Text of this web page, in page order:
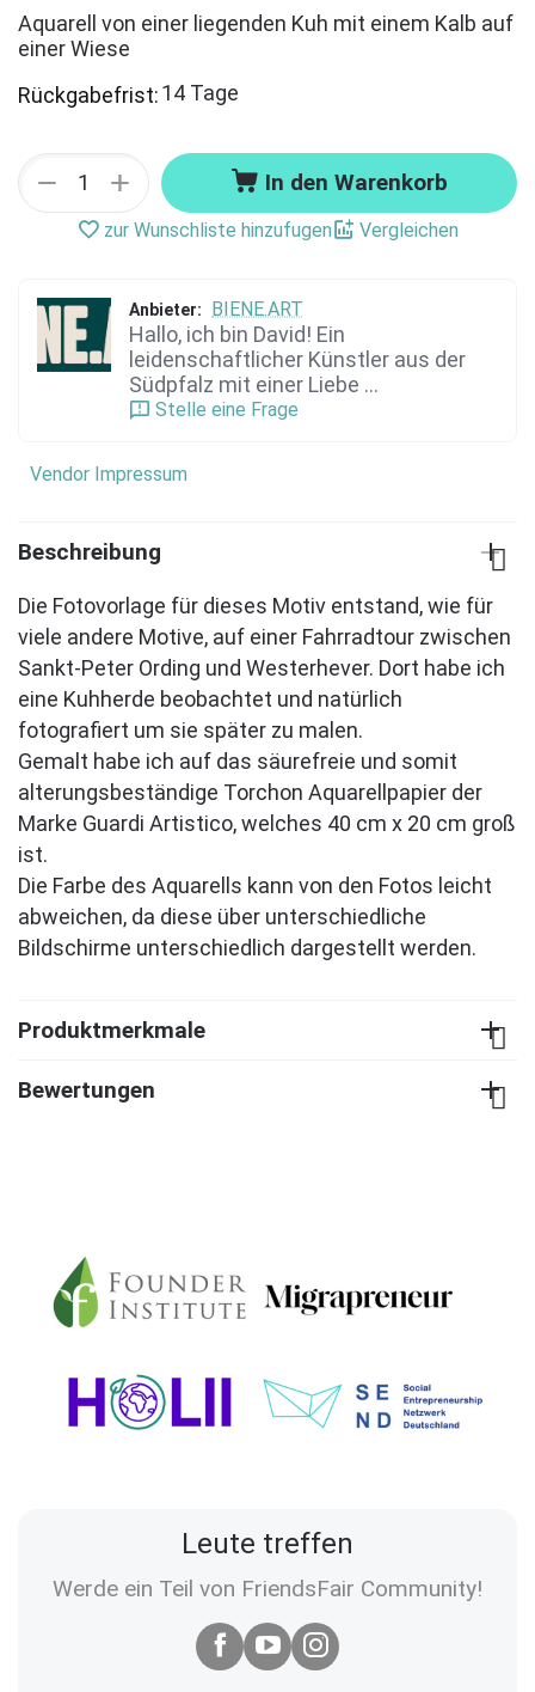
Aquarell von einer liegenden Kuh mit einem Kalb auf
einer Wiese
Rückgabefrist:14 Tage
+
− In den Warenkorb
zur Wunschliste hinzufugen Vergleichen
Anbieter: BIENE.ART
Hallo, ich bin David! Ein
leidenschaftlicher Künstler aus der
Südpfalz mit einer Liebe ...
Stelle eine Frage
Vendor Impressum
Beschreibung
Die Fotovorlage für dieses Motiv entstand, wie für
viele andere Motive, auf einer Fahrradtour zwischen
Sankt-Peter Ording und Westerhever. Dort habe ich
eine Kuhherde beobachtet und natürlich
fotografiert um sie später zu malen.
Gemalt habe ich auf das säurefreie und somit
alterungsbeständige Torchon Aquarellpapier der
Marke Guardi Artistico, welches 40 cm x 20 cm groß
ist.
Die Farbe des Aquarells kann von den Fotos leicht
abweichen, da diese über unterschiedliche
Bildschirme unterschiedlich dargestellt werden.
Produktmerkmale
Bewertungen
Leute treffen
Werde ein Teil von FriendsFair Community!